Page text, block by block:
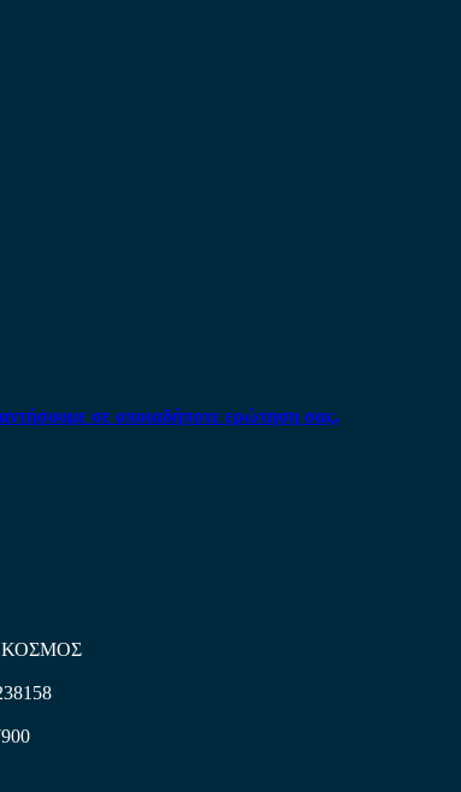
σε οποιαδήποτε ερώτηση σας.